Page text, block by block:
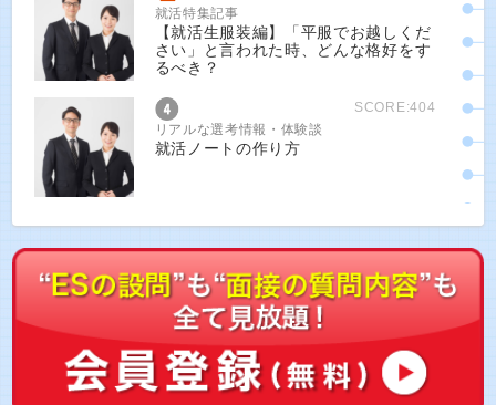
就活特集記事
【就活生服装編】「平服でお越しくだ
さい」と言われた時、どんな格好をす
るべき？
SCORE:404
リアルな選考情報・体験談
就活ノートの作り方